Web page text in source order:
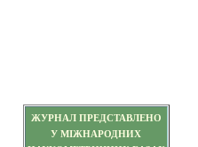
ЖУРНАЛ ПРЕДСТАВЛЕНО
У МІЖНАРОДНИХ